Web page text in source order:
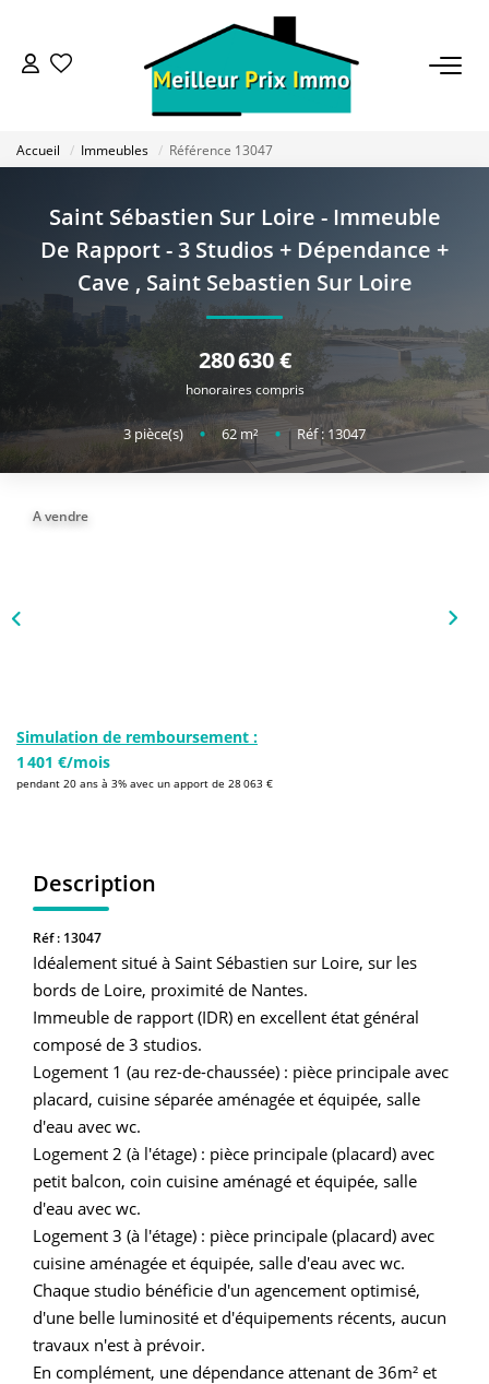
ACHETER
LOUER
VENDRE
ESTIMER
BAILLEUR
FONDS DE COMMERCE
Accueil Immeubles Référence 13047
Saint Sébastien Sur Loire - Immeuble
De Rapport - 3 Studios + Dépendance +
Cave , Saint Sebastien Sur Loire
280 630 €
honoraires compris
3 pièce(s) • 62m² • Réf : 13047
A vendre
Simulation de remboursement :
1 401 €/mois
pendant 20 ans à 3% avec un apport de 28 063 €
Description
Réf : 13047
Idéalement situé à Saint Sébastien sur Loire, sur les
bords de Loire, proximité de Nantes.
Immeuble de rapport (IDR) en excellent état général
composé de 3 studios.
Logement 1 (au rez-de-chaussée) : pièce principale avec
placard, cuisine séparée aménagée et équipée, salle
d'eau avec wc.
Logement 2 (à l'étage) : pièce principale (placard) avec
petit balcon, coin cuisine aménagé et équipée, salle
d'eau avec wc.
Logement 3 (à l'étage) : pièce principale (placard) avec
cuisine aménagée et équipée, salle d'eau avec wc.
Chaque studio bénéficie d'un agencement optimisé,
d'une belle luminosité et d'équipements récents, aucun
travaux n'est à prévoir.
En complément, une dépendance attenant de 36m² et